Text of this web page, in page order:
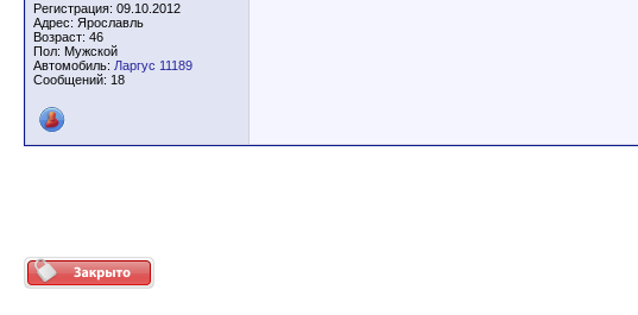
Регистрация: 09.10.2012
Адрес: Ярославль
Возраст: 46
Пол: Мужской
Автомобиль: Ларгус 11189
Сообщений: 18